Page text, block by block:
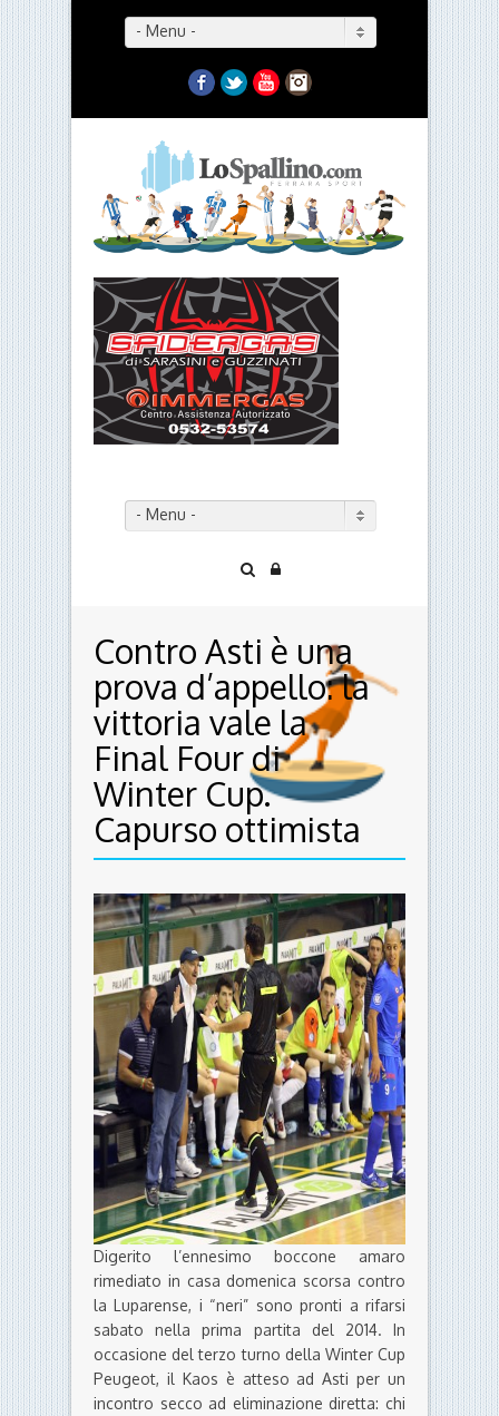
- Menu -
Facebook
TwitterYouTubeInstagram
- Menu -
Contro Asti è una
prova d’appello: la
vittoria vale la
Final Four di
Winter Cup.
Capurso ottimista
Digerito l’ennesimo boccone amaro
rimediato in casa domenica scorsa contro
la Luparense, i “neri” sono pronti a rifarsi
sabato nella prima partita del 2014. In
occasione del terzo turno della Winter Cup
Peugeot, il Kaos è atteso ad Asti per un
incontro secco ad eliminazione diretta: chi